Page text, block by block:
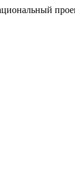
проект